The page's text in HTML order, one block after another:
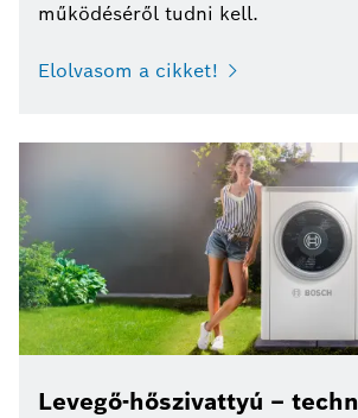
működéséről tudni kell.
Elolvasom a cikket!
Levegő-hőszivattyú –